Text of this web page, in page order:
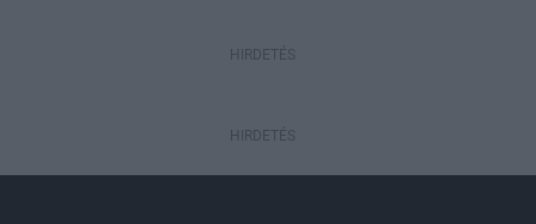
HIRDETÉS
HIRDETÉS